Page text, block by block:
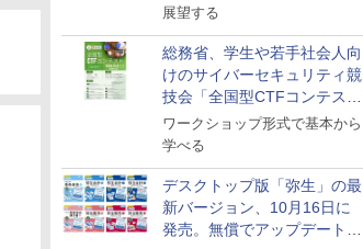
展望する
総務省、学生や若手社会人向
けのサイバーセキュリティ競
技会「全国型CTFコンテス
ト」を10月に開催、参加受付
中
ワークショップ形式で基本から
学べる
デスクトップ版「弥生」の最
新バージョン、10月16日に
発売。無償でアップデートを